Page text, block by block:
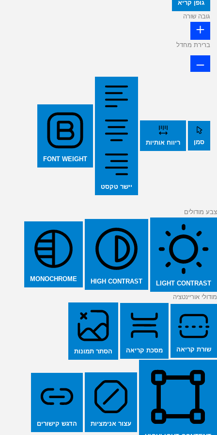
גופן קריא
גובה שורה
ברירת מחדל
סמן ריווח אותיות
יישר טקסט
FONT WEIGHT
צבע מודולים
LIGHT CONTRAST
HIGH CONTRAST
MONOCHROME
מודולי אוריינטציה
שורת קריאה מסכת קריאה הסתר תמונות
עצור אנימציות הדגש קישורים